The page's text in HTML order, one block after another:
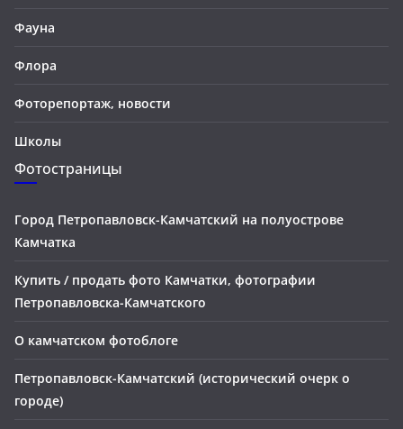
Фауна
Флора
Фоторепортаж, новости
Школы
Фотостраницы
Город Петропавловск-Камчатский на полуострове
Камчатка
Купить / продать фото Камчатки, фотографии
Петропавловска-Камчатского
О камчатском фотоблоге
Петропавловск-Камчатский (исторический очерк о
городе)